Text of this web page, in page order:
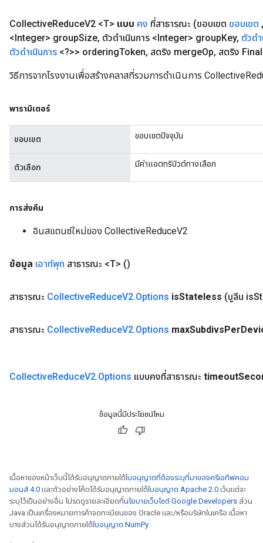
CollectiveReduceV2 <T> แบบ คง ที่สาธารณะ (ขอบเขต ขอบเขต ,
<Integer> groupSize, ตัวดำเนินการ <Integer> groupKey, ตัวดำ
ตัวดำเนินการ <?>> orderingToken, สตริง mergeOp, สตริง Final
วิธีการจากโรงงานเพื่อสร้างคลาสที่รวมการดำเนินการ
พารามิเตอร์
ขอบเขต ขอบเขตปัจจุบัน
ตัวเลือก มีค่าแอตทริบิวต์ทางเลือก
การส่งคืน
อินสแตนซ์ใหม่ของ CollectiveReduceV2
ข้อมูล เอาท์พุท สาธารณะ <T> ()
สาธารณะ CollectiveReduceV2.Options isStateless (บูลีน is
สาธารณะ CollectiveReduceV2.Options maxSubdivsPer
CollectiveReduceV2.Options แบบคงที่สาธารณะ timeout
ข้อมูลนี้มีประโยชน์ไหม
เนื้อหาของหน้าเว็บนี้ได้รับอนุญาตภายใต้ใบอนุญาตที่ต้องระบุที่มาของครีเอทีฟคอม
มอนส์ 4.0 และตัวอย่างโค้ดได้รับอนุญาตภายใต้ใบอนุญาต Apache 2.0 เว้นแต่จะ
ระบุไว้เป็นอย่างอื่น โปรดดูรายละเอียดที่นโยบายเว็บไซต์ Google Developers ส่วน
Java เป็นเครื่องหมายการค้าจดทะเบียนของ Oracle และ/หรือบริษัทในเครือ เนื้อหา
บางส่วนได้รับอนุญาตภายใต้ใบอนุญาต NumPy